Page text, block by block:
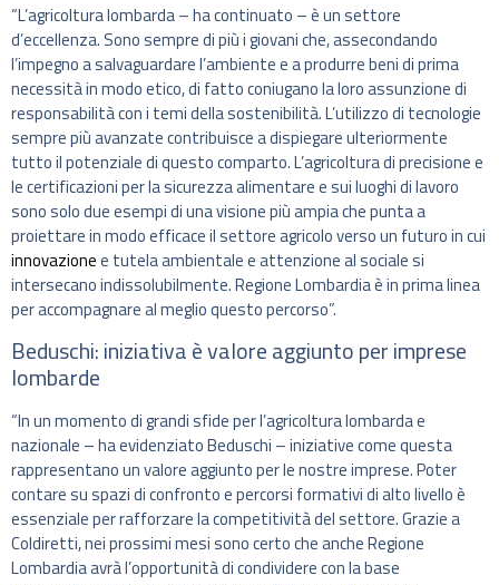
“L’agricoltura lombarda – ha continuato – è un settore
d’eccellenza. Sono sempre di più i giovani che, assecondando
l’impegno a salvaguardare l’ambiente e a produrre beni di prima
necessità in modo etico, di fatto coniugano la loro assunzione di
responsabilità con i temi della sostenibilità. L’utilizzo di tecnologie
sempre più avanzate contribuisce a dispiegare ulteriormente
tutto il potenziale di questo comparto. L’agricoltura di precisione e
le certificazioni per la sicurezza alimentare e sui luoghi di lavoro
sono solo due esempi di una visione più ampia che punta a
proiettare in modo efficace il settore agricolo verso un futuro in cui
innovazionee tutela ambientale e attenzione al sociale si
intersecano indissolubilmente. Regione Lombardia è in prima linea
per accompagnare al meglio questo percorso”.
Beduschi: iniziativa è valore aggiunto per imprese
lombarde
“In un momento di grandi sfide per l’agricoltura lombarda e
nazionale – ha evidenziato Beduschi – iniziative come questa
rappresentano un valore aggiunto per le nostre imprese. Poter
contare su spazi di confronto e percorsi formativi di alto livello è
essenziale per rafforzare la competitività del settore. Grazie a
Coldiretti, nei prossimi mesi sono certo che anche Regione
Lombardia avrà l’opportunità di condividere con la base